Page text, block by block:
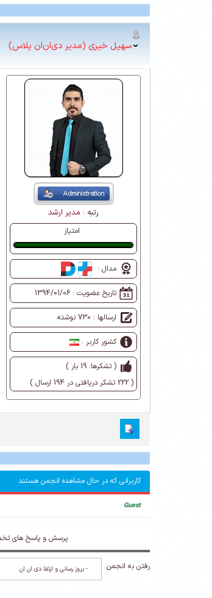
سهیل خیری (مدیر دی‌ان‌ان پلاس)
رتبه : مدیر ارشد
امتیاز
عالی
مدال :
تاریخ عضویت : 1394/01/06
ارسالها : 730 نوشته
کشور کاربر :
( تشکرها: 19 بار )
( 222 تشکر دریافتی در 194 ارسال )
کاربرانی که در حال مشاهده انجمن هستند
Guest
پرسش و پاسخ های
رفتن به انجمن